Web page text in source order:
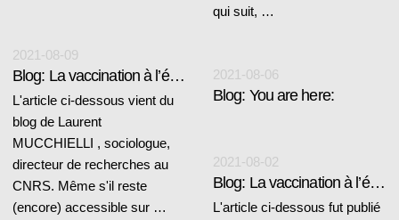
qui suit, …
2021-08-09
Blog: La vaccination à l’épreuve des faits (1)
L'article ci-dessous vient du
blog de Laurent
MUCCHIELLI , sociologue,
directeur de recherches au
CNRS. Même s'il reste
(encore) accessible sur …
2021-08-06
Blog: You are here:
2021-08-02
Blog: La vaccination à l’épreuve des faits (2)
L'article ci-dessous fut publié